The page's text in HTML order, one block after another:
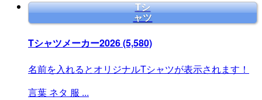
Tシ
ャツ
Tシャツメーカー2026(5,580)
名前を入れるとオリジナルTシャツが表示されます！
言葉 ネタ 服 ...